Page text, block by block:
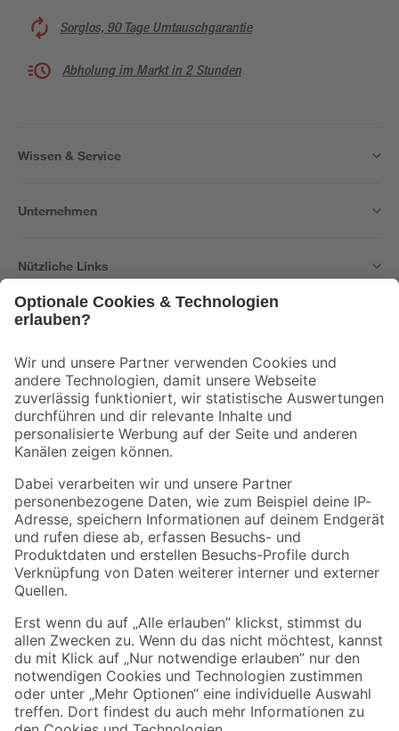
Sorglos, 90 Tage Umtauschgarantie
Abholung im Markt in 2 Stunden
Wissen & Service
Unternehmen
Nützliche Links
Der toom Newsletter: Keine Angebote und Aktionen mehr verpassen!
Zur Newsletter Anmeldung
Folge uns
Zahlungsarten Versandarten
Sicher einkaufen
Jetzt die toom-App herunterladen